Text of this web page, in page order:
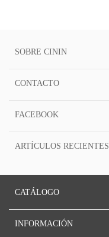
SOBRE CININ
CONTACTO
FACEBOOK
ARTÍCULOS RECIENTES
CATÁLOGO
INFORMACIÓN